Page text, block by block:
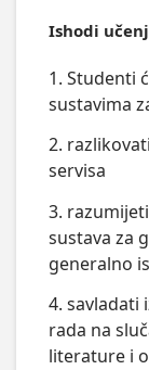
Ishodi
1. Studenti
sustavima
2.
servisa
3.
sustava za
generalno
4. savladati
rada na
literature i